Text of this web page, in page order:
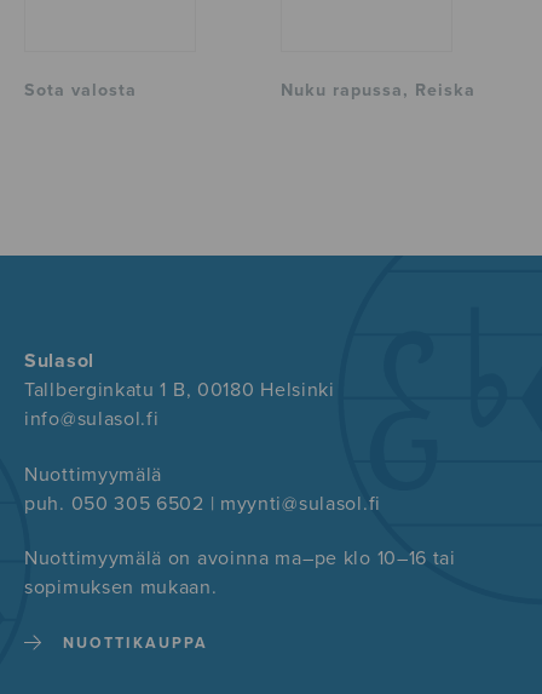
Sota valosta Nuku rapussa, Reiska
Sulasol
Tallberginkatu 1 B, 00180 Helsinki
info@sulasol.fi
Nuottimyymälä
puh. 050 305 6502 | myynti@sulasol.fi
Nuottimyymälä on avoinna ma–pe klo 10–16 tai
sopimuksen mukaan.
NUOTTIKAUPPA